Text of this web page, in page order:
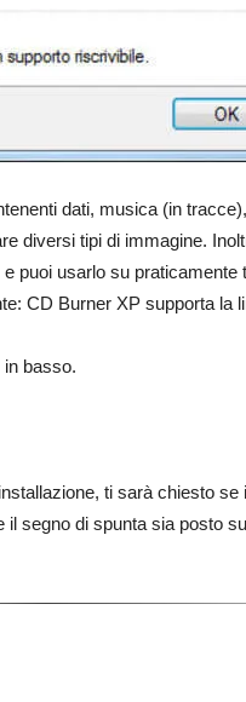
dati, musica (in
diversi tipi di immagine.
puoi usarlo su praticamente
CD Burner XP supporta la
basso.
ti sarà chiesto
segno di spunta sia posto su